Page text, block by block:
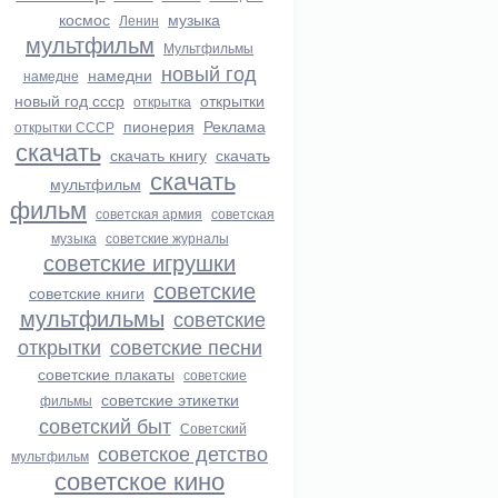
космос Ленин музыка
мультфильм Мультфильмы
намедне намедни новый год
новый год ссср открытка открытки
открытки СССР пионерия Реклама
скачать скачать книгу скачать
мультфильм скачать
фильм советская армия советская
музыка советские журналы
советские игрушки
советские книги советские
мультфильмы советские
открытки советские песни
советские плакаты советские
фильмы советские этикетки
советский быт Советский
мультфильм советское детство
советское кино